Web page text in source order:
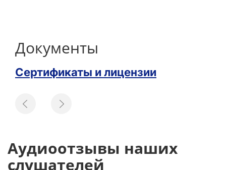
Документы
Сертификаты и лицензии
Аудиоотзывы наших
слушателей